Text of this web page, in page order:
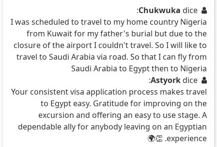
Chukwuka dice:
I was scheduled to travel to my home country Nigeria
from Kuwait for my father's burial but due to the
closure of the airport I couldn't travel. So I will like to
travel to Saudi Arabia via road. So that I can fly from
Saudi Arabia to Egypt then to Nigeria
Astyork dice:
Your consistent visa application process makes travel
to Egypt easy. Gratitude for improving on the
excursion and offering an easy to use stage. A
dependable ally for anybody leaving on an Egyptian
experience. 👏🌍